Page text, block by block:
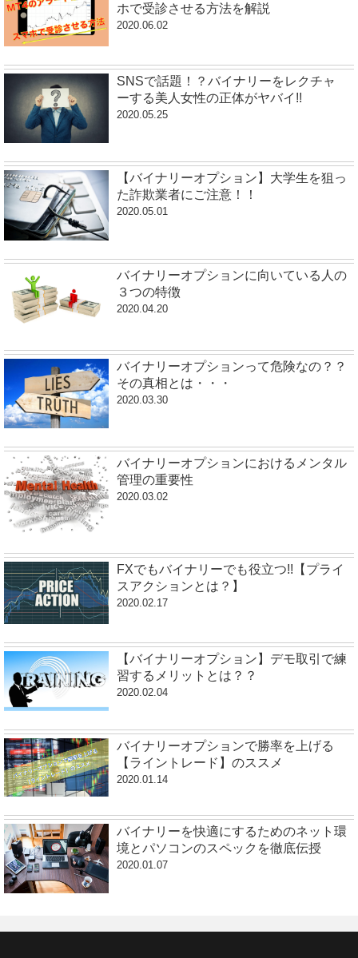
ホで受診させる方法を解説
2020.06.02
SNSで話題！？バイナリーをレクチャ
ーする美人女性の正体がヤバイ!!
2020.05.25
【バイナリーオプション】大学生を狙っ
た詐欺業者にご注意！！
2020.05.01
バイナリーオプションに向いている人の
３つの特徴
2020.04.20
バイナリーオプションって危険なの？？
その真相とは・・・
2020.03.30
バイナリーオプションにおけるメンタル
管理の重要性
2020.03.02
FXでもバイナリーでも役立つ!!【プライ
スアクションとは？】
2020.02.17
【バイナリーオプション】デモ取引で練
習するメリットとは？？
2020.02.04
バイナリーオプションで勝率を上げる
【ライントレード】のススメ
2020.01.14
バイナリーを快適にするためのネット環
境とパソコンのスペックを徹底伝授
2020.01.07